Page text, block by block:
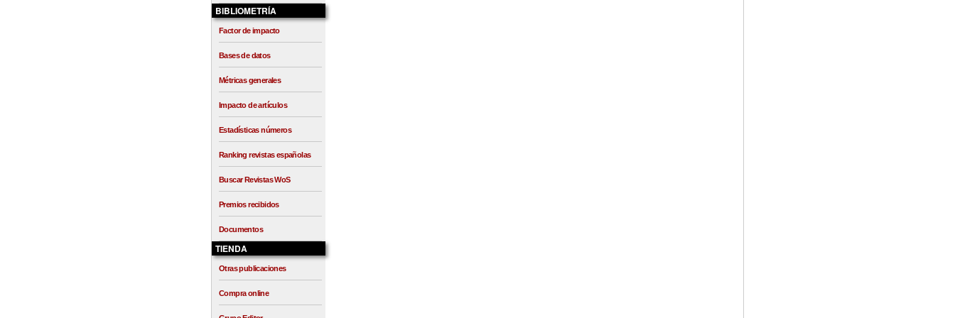
BIBLIOMETRÍA
Factor de impacto
Bases de datos
Métricas generales
Impacto de artículos
Estadísticas números
Ranking revistas españolas
Buscar Revistas WoS
Premios recibidos
Documentos
TIENDA
Otras publicaciones
Compra online